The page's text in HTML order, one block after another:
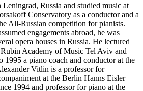
Leningrad, Russia and studied music at
Conservatory as a conductor and a
All-Russian competition for pianists.
engagements abroad, he was
opera houses in Russia. He lectured
Academy of Music Tel Aviv and
1995 a piano coach and conductor at the
Vitlin is a professor for
at the Berlin Hanns Eisler
1994 and professor for piano at the